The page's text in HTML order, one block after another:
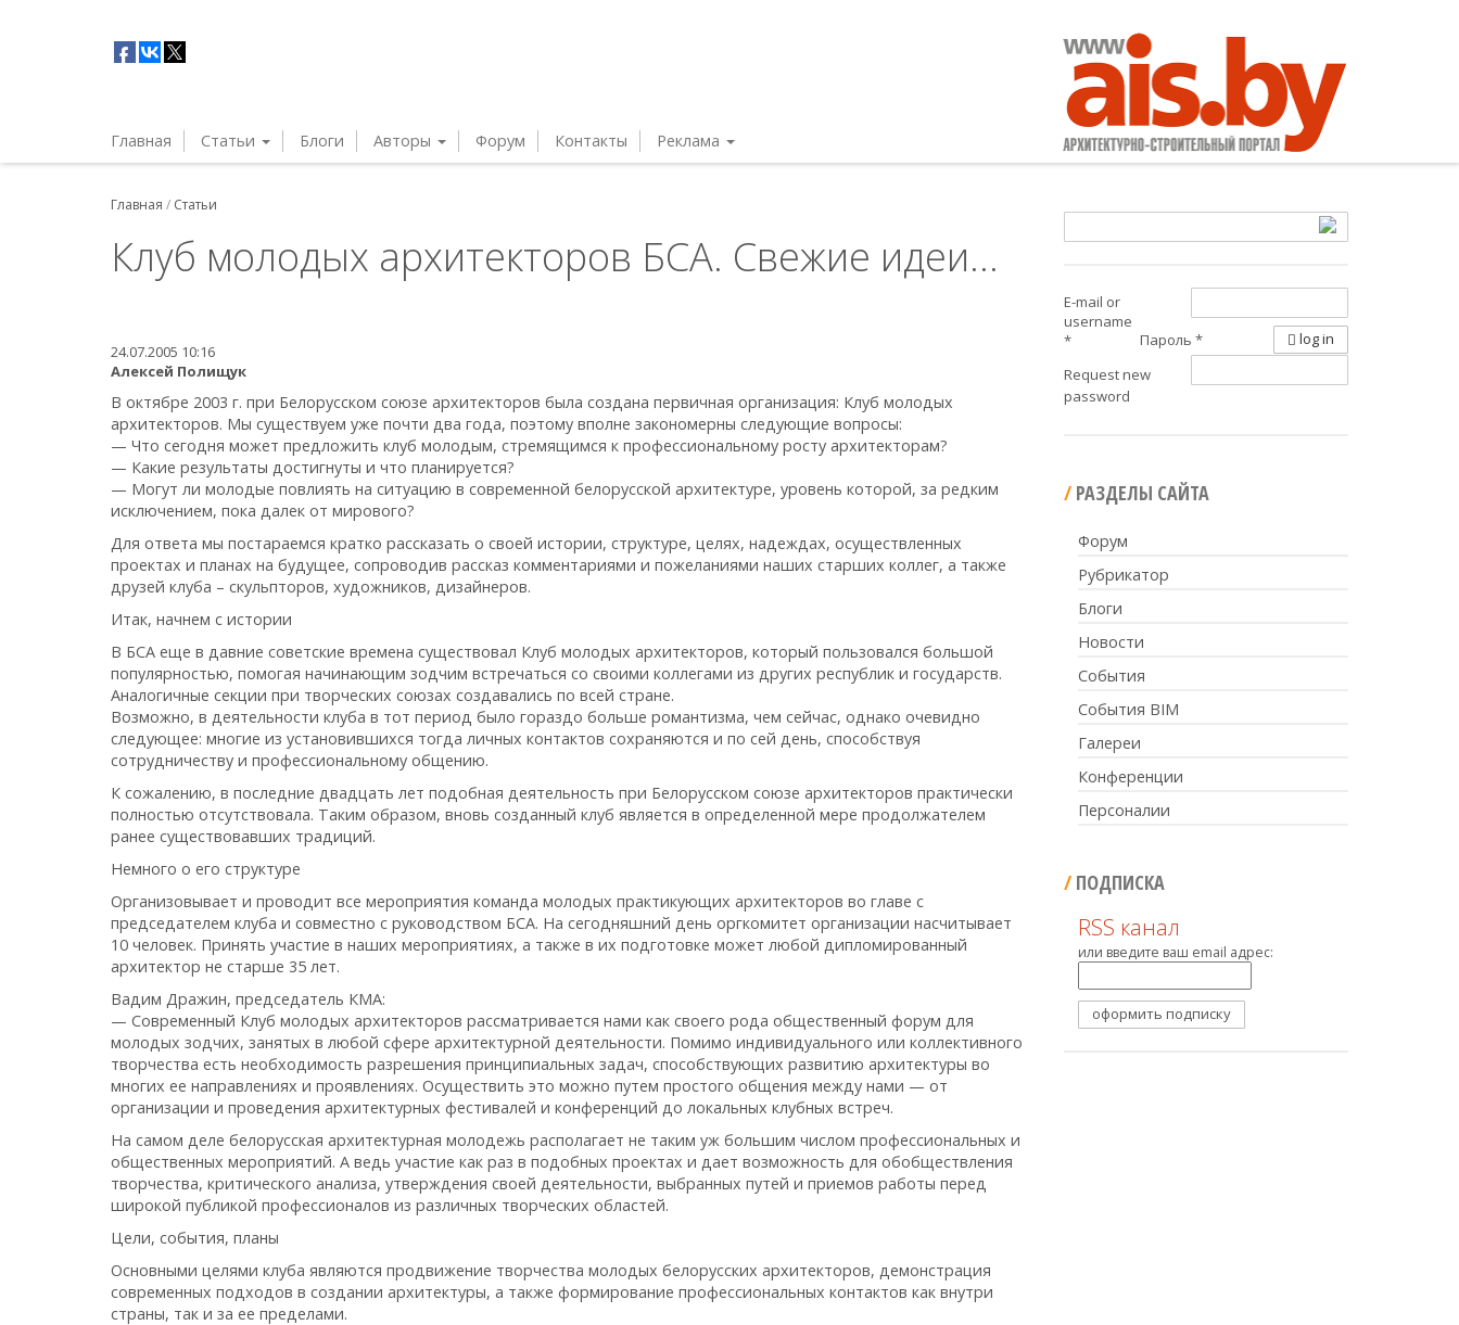
Главная Статьи Блоги Авторы Форум Контакты Реклама
Главная / Статьи
Клуб молодых архитекторов БСА. Свежие идеи…
24.07.2005 10:16
Алексей Полищук
В октябре 2003 г. при Белорусском союзе архитекторов была создана первичная организация: Клуб молодых
архитекторов. Мы существуем уже почти два года, поэтому вполне закономерны следующие вопросы:
— Что сегодня может предложить клуб молодым, стремящимся к профессиональному росту архитекторам?
— Какие результаты достигнуты и что планируется?
— Могут ли молодые повлиять на ситуацию в современной белорусской архитектуре, уровень которой, за редким
исключением, пока далек от мирового?
Для ответа мы постараемся кратко рассказать о своей истории, структуре, целях, надеждах, осуществленных
проектах и планах на будущее, сопроводив рассказ комментариями и пожеланиями наших старших коллег, а также
друзей клуба – скульпторов, художников, дизайнеров.
Итак, начнем с истории
В БСА еще в давние советские времена существовал Клуб молодых архитекторов, который пользовался большой
популярностью, помогая начинающим зодчим встречаться со своими коллегами из других республик и государств.
Аналогичные секции при творческих союзах создавались по всей стране.
Возможно, в деятельности клуба в тот период было гораздо больше романтизма, чем сейчас, однако очевидно
следующее: многие из установившихся тогда личных контактов сохраняются и по сей день, способствуя
сотрудничеству и профессиональному общению.
К сожалению, в последние двадцать лет подобная деятельность при Белорусском союзе архитекторов практически
полностью отсутствовала. Таким образом, вновь созданный клуб является в определенной мере продолжателем
ранее существовавших традиций.
Немного о его структуре
Организовывает и проводит все мероприятия команда молодых практикующих архитекторов во главе с
председателем клуба и совместно с руководством БСА. На сегодняшний день оргкомитет организации насчитывает
10 человек. Принять участие в наших мероприятиях, а также в их подготовке может любой дипломированный
архитектор не старше 35 лет.
Вадим Дражин, председатель КМА:
— Современный Клуб молодых архитекторов рассматривается нами как своего рода общественный форум для
молодых зодчих, занятых в любой сфере архитектурной деятельности. Помимо индивидуального или коллективного
творчества есть необходимость разрешения принципиальных задач, способствующих развитию архитектуры во
многих ее направлениях и проявлениях. Осуществить это можно путем простого общения между нами — от
организации и проведения архитектурных фестивалей и конференций до локальных клубных встреч.
На самом деле белорусская архитектурная молодежь располагает не таким уж большим числом профессиональных и
общественных мероприятий. А ведь участие как раз в подобных проектах и дает возможность для обобществления
творчества, критического анализа, утверждения своей деятельности, выбранных путей и приемов работы перед
широкой публикой профессионалов из различных творческих областей.
Цели, события, планы
Основными целями клуба являются продвижение творчества молодых белорусских архитекторов, демонстрация
современных подходов в создании архитектуры, а также формирование профессиональных контактов как внутри
страны, так и за ее пределами.
E-mail or
username
*
Пароль *
Request new
password
log in
РАЗДЕЛЫ САЙТА
Форум
Рубрикатор
Блоги
Новости
События
События BIM
Галереи
Конференции
Персоналии
ПОДПИСКА
RSS канал
или введите ваш email адрес: